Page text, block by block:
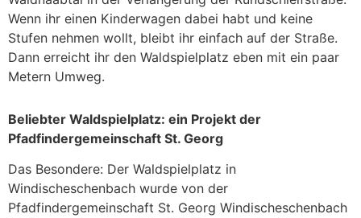
Wenn ihr einen Kinderwagen dabei habt und keine
Stufen nehmen wollt, bleibt ihr einfach auf der Straße.
Dann erreicht ihr den Waldspielplatz eben mit ein paar
Metern Umweg.
Beliebter Waldspielplatz: ein Projekt der
Pfadfindergemeinschaft St. Georg
Das Besondere: Der Waldspielplatz in
Windischeschenbach wurde von der
Pfadfindergemeinschaft St. Georg Windischeschenbach